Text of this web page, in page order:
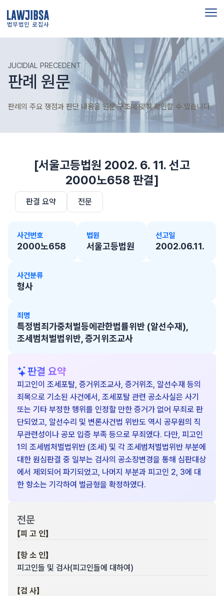
법무법인 로집사
JUCIDIAL PRECEDENT
판례 원문
판례의 주요 쟁점과 판단 내용을 원문 구조에 맞춰 확인할 수 있습니다.
[서울고등법원 2002. 6. 11. 선고
2000노658 판결]
판결 요약 전문
사건번호
2000노658
법원
서울고등법원
선고일
2002.06.11.
사건분류
형사
죄명
특정범죄가중처벌등에관한법률위반 (알선수재),
조세범처벌법위반, 증거위조교사
판결 요약
피고인이 조세포탈, 증거위조교사, 증거위조, 알선수재 등의
죄목으로 기소된 사건에서, 조세포탈 관련 공소사실은 사기
또는 기타 부정한 행위를 인정할 만한 증거가 없어 무죄로 판
단되었고, 알선수리 및 변론사건법 위반도 역시 공무원의 직
무관련성이나 공모 입증 부족 등으로 무죄였다. 다만, 피고인
1의 조세범처벌법위반 (조세) 및 각 조세범처벌법위반 부분에
대한 원심판결 중 일부는 검사의 공소장변경을 통해 심판대상
에서 제외되어 파기되었고, 나머지 부분과 피고인 2, 3에 대
한 항소는 기각하여 벌금형을 확정하였다.
전문
【피 고 인】
【항 소 인】
피고인들 및 검사(피고인들에 대하여)
【검 사】